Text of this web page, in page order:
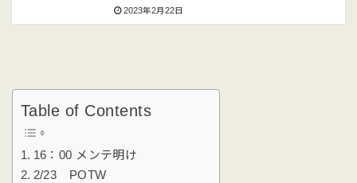
2023年2月22日
Table of Contents
16：00 メンテ明け
2/23 POTW